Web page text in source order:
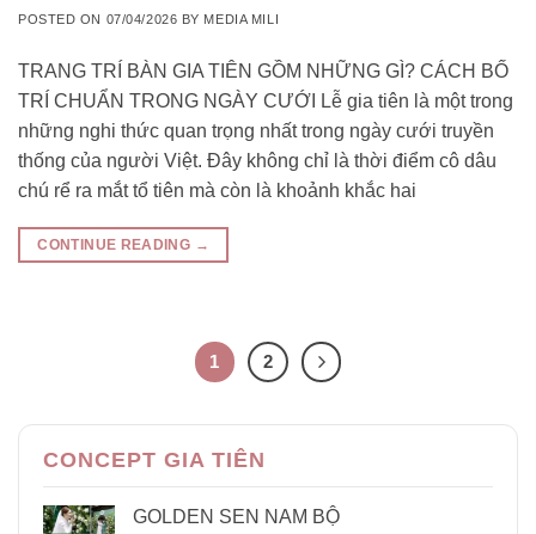
POSTED ON 07/04/2026 BY MEDIA MILI
TRANG TRÍ BÀN GIA TIÊN GỒM NHỮNG GÌ? CÁCH BỐ
TRÍ CHUẨN TRONG NGÀY CƯỚI Lễ gia tiên là một trong
những nghi thức quan trọng nhất trong ngày cưới truyền
thống của người Việt. Đây không chỉ là thời điểm cô dâu
chú rể ra mắt tổ tiên mà còn là khoảnh khắc hai
CONTINUE READING →
1 2
CONCEPT GIA TIÊN
GOLDEN SEN NAM BỘ